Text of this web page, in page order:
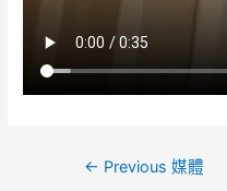
← Previous 媒體